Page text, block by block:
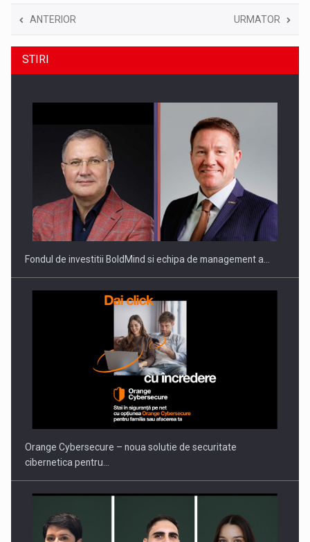
ANTERIOR URMATOR
STIRI
Fondul de investitii BoldMind si echipa de management a…
Orange Cybersecure – noua solutie de securitate
cibernetica pentru…